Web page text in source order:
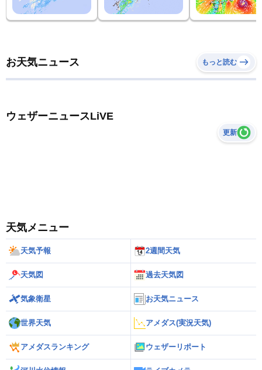
お天気ニュース もっと読む
ウェザーニュースLiVE
更新
天気メニュー
天気予報 2週間天気
天気図 過去天気図
気象衛星 お天気ニュース
世界天気 アメダス(実況天気)
アメダスランキング ウェザーリポート